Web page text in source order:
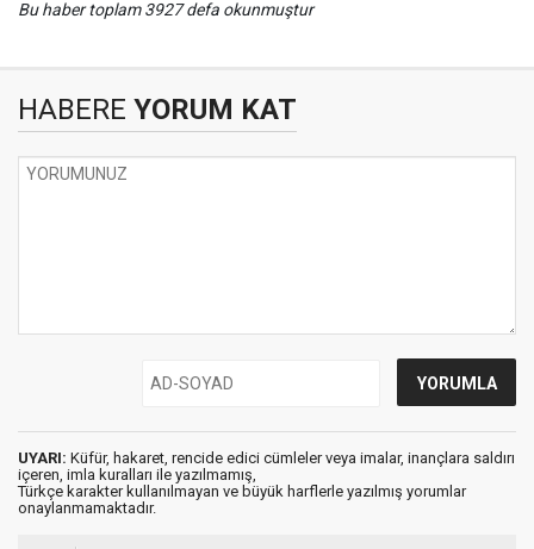
Bu haber toplam 3927 defa okunmuştur
HABERE YORUM KAT
UYARI: Küfür, hakaret, rencide edici cümleler veya imalar, inançlara saldırı
içeren, imla kuralları ile yazılmamış,
Türkçe karakter kullanılmayan ve büyük harflerle yazılmış yorumlar
onaylanmamaktadır.